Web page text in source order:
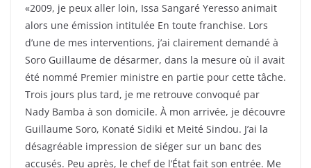
«2009, je peux aller loin, Issa Sangaré Yeresso animait
alors une émission intitulée En toute franchise. Lors
d’une de mes interventions, j’ai clairement demandé à
Soro Guillaume de désarmer, dans la mesure où il avait
été nommé Premier ministre en partie pour cette tâche.
Trois jours plus tard, je me retrouve convoqué par
Nady Bamba à son domicile. À mon arrivée, je découvre
Guillaume Soro, Konaté Sidiki et Meité Sindou. J’ai la
désagréable impression de siéger sur un banc des
accusés. Peu après, le chef de l’État fait son entrée. Me